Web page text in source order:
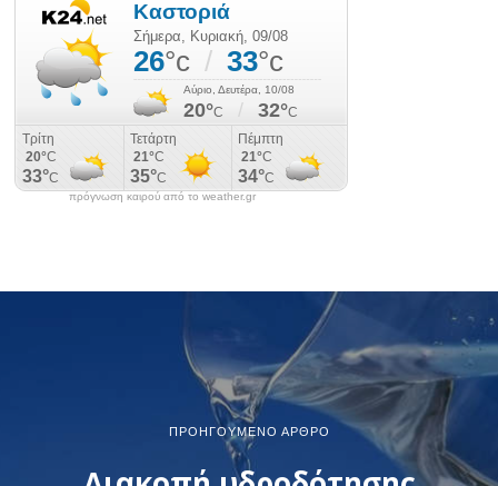
πρόγνωση καιρού από το weather.gr
ΠΡΟΗΓΟΎΜΕΝΟ ΆΡΘΡΟ